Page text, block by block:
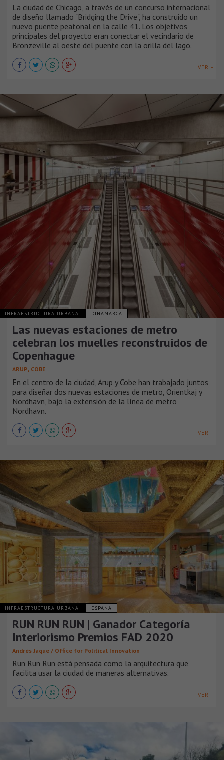
La ciudad de Chicago, a través de un concurso internacional
de diseño llamado "Bridging the Drive", ha construido un
nuevo puente peatonal en la calle 41. Los objetivos
principales del proyecto eran conectar el vecindario de
Bronzeville al oeste del puente con la orilla del lago.
VER +
INFRAESTRUCTURA URBANA DINAMARCA
Las nuevas estaciones de metro
celebran los muelles reconstruidos de
Copenhague
ARUP, COBE
En el centro de la ciudad, Arup y Cobe han trabajado juntos
para diseñar dos nuevas estaciones de metro, Orientkaj y
Nordhavn, bajo la extensión de la línea de metro
Nordhavn.
VER +
INFRAESTRUCTURA URBANA ESPAÑA
RUN RUN RUN | Ganador Categoría
Interiorismo Premios FAD 2020
Andrés Jaque / Office for Political Innovation
Run Run Run está pensada como la arquitectura que
facilita usar la ciudad de maneras alternativas.
VER +